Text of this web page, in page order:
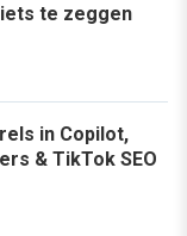
te zeggen
in Copilot,
& TikTok SEO